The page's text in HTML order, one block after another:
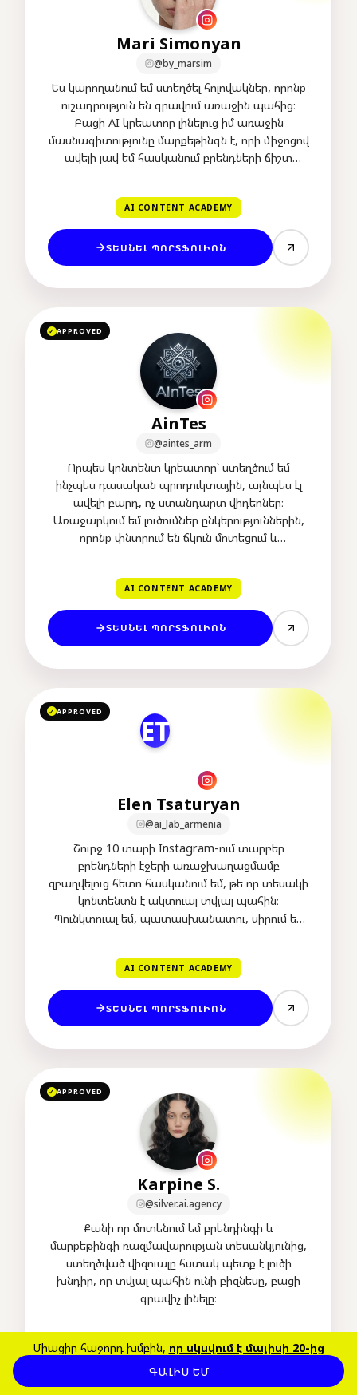
Mari Simonyan
@by_marsim
Ես կարողանում եմ ստեղծել հոլովակներ, որոնք
ուշադրություն են գրավում առաջին պահից։
Բացի AI կրեատոր լինելուց իմ առաջին
մասնագիտությունը մարքեթինգն է, որի միջոցով
ավելի լավ եմ հասկանում բրենդների ճիշտ
AI CONTENT ACADEMY
ՏԵՍՆԵԼ ՊՈՐՏՖՈԼԻՈՆ
✓ APPROVED
AinTes
@aintes_arm
Որպես կոնտենտ կրեատոր՝ ստեղծում եմ
ինչպես դասական պրոդուկտային, այնպես էլ
ավելի բարդ, ոչ ստանդարտ վիդեոներ։
Առաջարկում եմ լուծումներ ընկերություններին,
որոնք փնտրում են ճկուն մոտեցում և
AI CONTENT ACADEMY
ՏԵՍՆԵԼ ՊՈՐՏՖՈԼԻՈՆ
✓ APPROVED
ET
Elen Tsaturyan
@ai_lab_armenia
Շուրջ 10 տարի Instagram-ում տարբեր
բրենդների էջերի առաջխաղացմամբ
զբաղվելուց հետո հասկանում եմ, թե որ տեսակի
կոնտենտն է ակտուալ տվյալ պահին։
Պունկտուալ եմ, պատասխանատու, սիրում եմ
AI CONTENT ACADEMY
ՏԵՍՆԵԼ ՊՈՐՏՖՈԼԻՈՆ
✓APPROVED
Karpine S.
@silver.ai.agency
Քանի որ մոտենում եմ բրենդինգի և
մարքեթինգի ռազմավարության տեսանկյունից,
ստեղծված վիզուալը հստակ պետք է լուծի
խնդիր, որ տվյալ պահին ունի բիզնեսը, բացի
գրավիչ լինելը։
AI CREATOR AI CONTENT ACADEMY
ՏԵՍՆԵԼ ՊՈՐՏՖՈԼԻՈՆ
Միացիր հաջորդ խմբին, որ սկսվում է մայիսի 20-ից
ԳԱԼԻՍ ԵՄ